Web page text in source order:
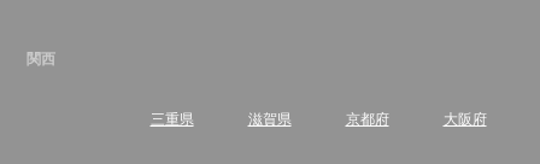
関西
三重県 滋賀県 京都府 大阪府